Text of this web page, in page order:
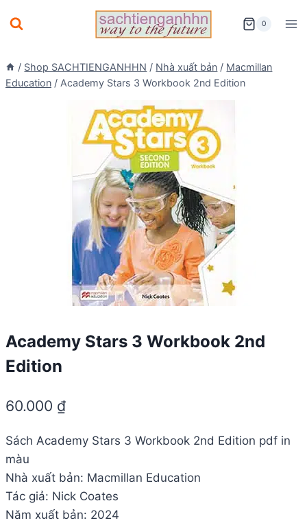
to
0
/ Shop SACHTIENGANHHN / Nhà xuất bản / Macmillan
Education / Academy Stars 3 Workbook 2nd Edition
Academy Stars 3 Workbook 2nd
Edition
60.000 ₫
Sách Academy Stars 3 Workbook 2nd Edition pdf in
màu
Nhà xuất bản: Macmillan Education
Tác giả: Nick Coates
Năm xuất bản: 2024